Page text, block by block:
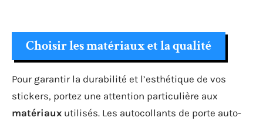
Choisir les matériaux et la qualité
Pour garantir la durabilité et l’esthétique de vos
stickers, portez une attention particulière aux
matériaux utilisés. Les autocollants de porte auto-